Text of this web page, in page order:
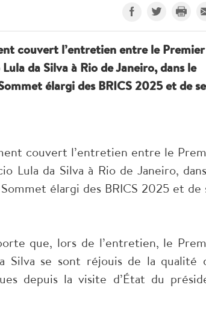
couvert l’entretien entre le Premier
da Silva à Rio de Janeiro, dans le
élargi des BRICS 2025 et de
couvert l’entretien entre le
Lula da Silva à Rio de Janeiro,
élargi des BRICS 2025 et de
que, lors de l’entretien, le
Silva se sont réjouis de la qualité
depuis la visite d’État du